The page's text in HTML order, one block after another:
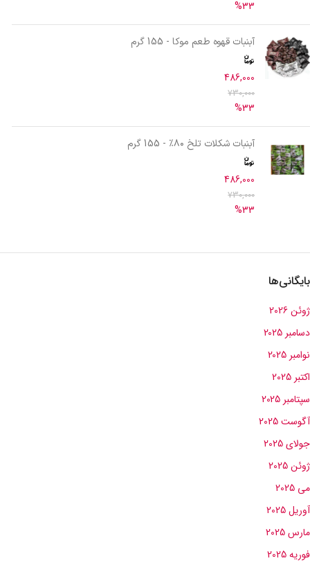
%33
آبنبات قهوه طعم موکا - 155 گرم
486,000
730,000
%33
آبنبات شکلات تلخ ۸۰٪ - 155 گرم
486,000
730,000
%33
بایگانی‌ها
ژوئن 2026
دسامبر 2025
نوامبر 2025
اکتبر 2025
سپتامبر 2025
آگوست 2025
جولای 2025
ژوئن 2025
می 2025
آوریل 2025
مارس 2025
فوریه 2025